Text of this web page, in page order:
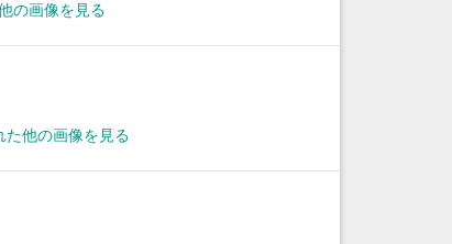
の画像を見る
た他の画像を見る